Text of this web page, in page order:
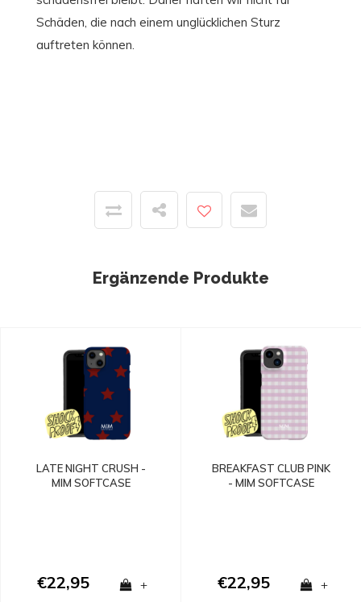
Schäden, die nach einem unglücklichen Sturz
auftreten können.
Ergänzende Produkte
LATE NIGHT CRUSH -
MIM SOFTCASE
€22,95 +
BREAKFAST CLUB PINK
- MIM SOFTCASE
€22,95 +